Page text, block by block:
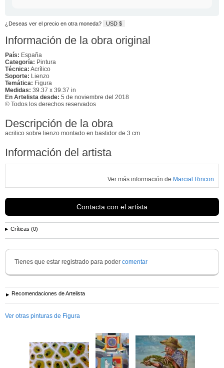
¿Deseas ver el precio en otra moneda? USD $
Información de la obra original
País: España
Categoría: Pintura
Técnica: Acrílico
Soporte: Lienzo
Temática: Figura
Medidas: 39.37 x 39.37 in
En Artelista desde: 5 de noviembre del 2018
© Todos los derechos reservados
Descripción de la obra
acrilico sobre lienzo montado en bastidor de 3 cm
Información del artista
Ver más información de Marcial Rincon
Contacta con el artista
Críticas (0)
Tienes que estar registrado para poder comentar
Recomendaciones de Artelista
Ver otras pinturas de Figura